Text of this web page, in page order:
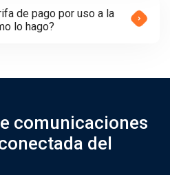
de pago por uso a la
lo hago?
comunicaciones
del